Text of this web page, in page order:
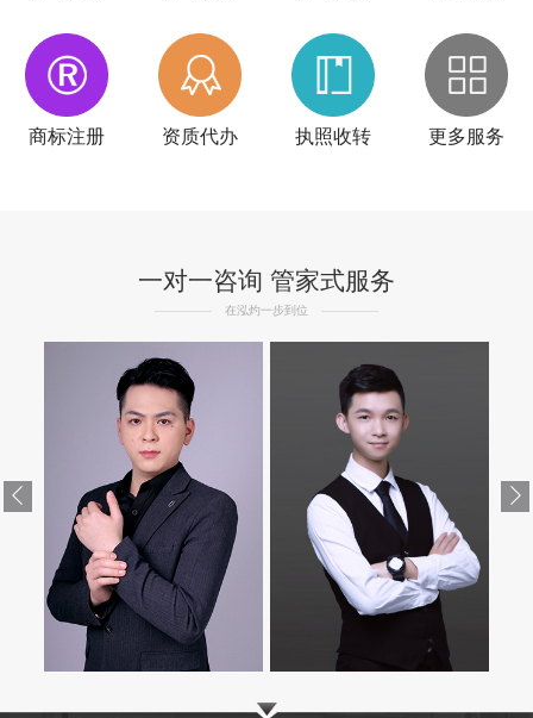
商标注册 资质代办 执照收转 更多服务
一对一咨询 管家式服务
在泓灼一步到位